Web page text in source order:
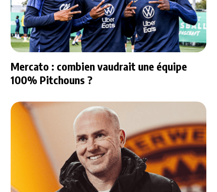
Mercato : combien vaudrait une équipe
100% Pitchouns ?